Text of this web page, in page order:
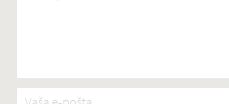
Vaša e-pošta*